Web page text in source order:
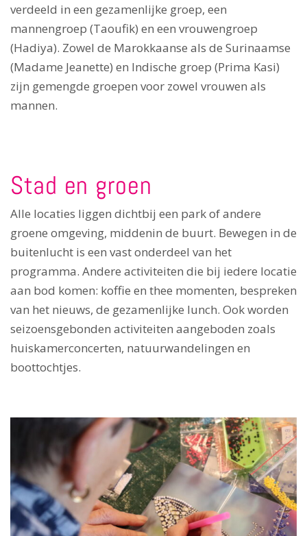
verdeeld in een gezamenlijke groep, een
mannengroep (Taoufik) en een vrouwengroep
(Hadiya). Zowel de Marokkaanse als de Surinaamse
(Madame Jeanette) en Indische groep (Prima Kasi)
zijn gemengde groepen voor zowel vrouwen als
mannen.
Stad en groen
Alle locaties liggen dichtbij een park of andere
groene omgeving, middenin de buurt. Bewegen in de
buitenlucht is een vast onderdeel van het
programma. Andere activiteiten die bij iedere locatie
aan bod komen: koffie en thee momenten, bespreken
van het nieuws, de gezamenlijke lunch. Ook worden
seizoensgebonden activiteiten aangeboden zoals
huiskamerconcerten, natuurwandelingen en
boottochtjes.